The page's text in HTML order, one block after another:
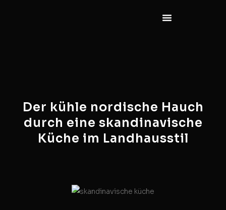
Der kühle nordische Hauch
durch eine skandinavische
Küche im Landhausstil